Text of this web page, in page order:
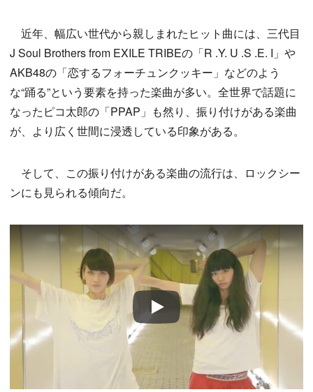
近年、幅広い世代から親しまれたヒット曲には、三代目
J Soul Brothers from EXILE TRIBEの「R .Y. U .S .E. I」や
AKB48の「恋するフォーチュンクッキー」などのよう
な“踊る”という要素を持った楽曲が多い。全世界で話題に
なったピコ太郎の「PPAP」も然り、振り付けがある楽曲
が、より広く世間に浸透している印象がある。
そして、この振り付けがある楽曲の流行は、ロックシー
ンにも見られる傾向だ。
Play